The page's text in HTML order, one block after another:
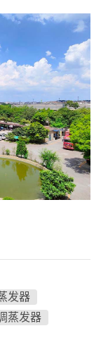
发器
蒸发器